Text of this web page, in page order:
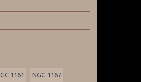
1161 NGC 1167